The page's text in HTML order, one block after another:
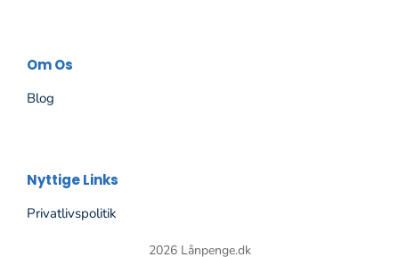
Om Os
Blog
Nyttige Links
Privatlivspolitik
2026 Lånpenge.dk